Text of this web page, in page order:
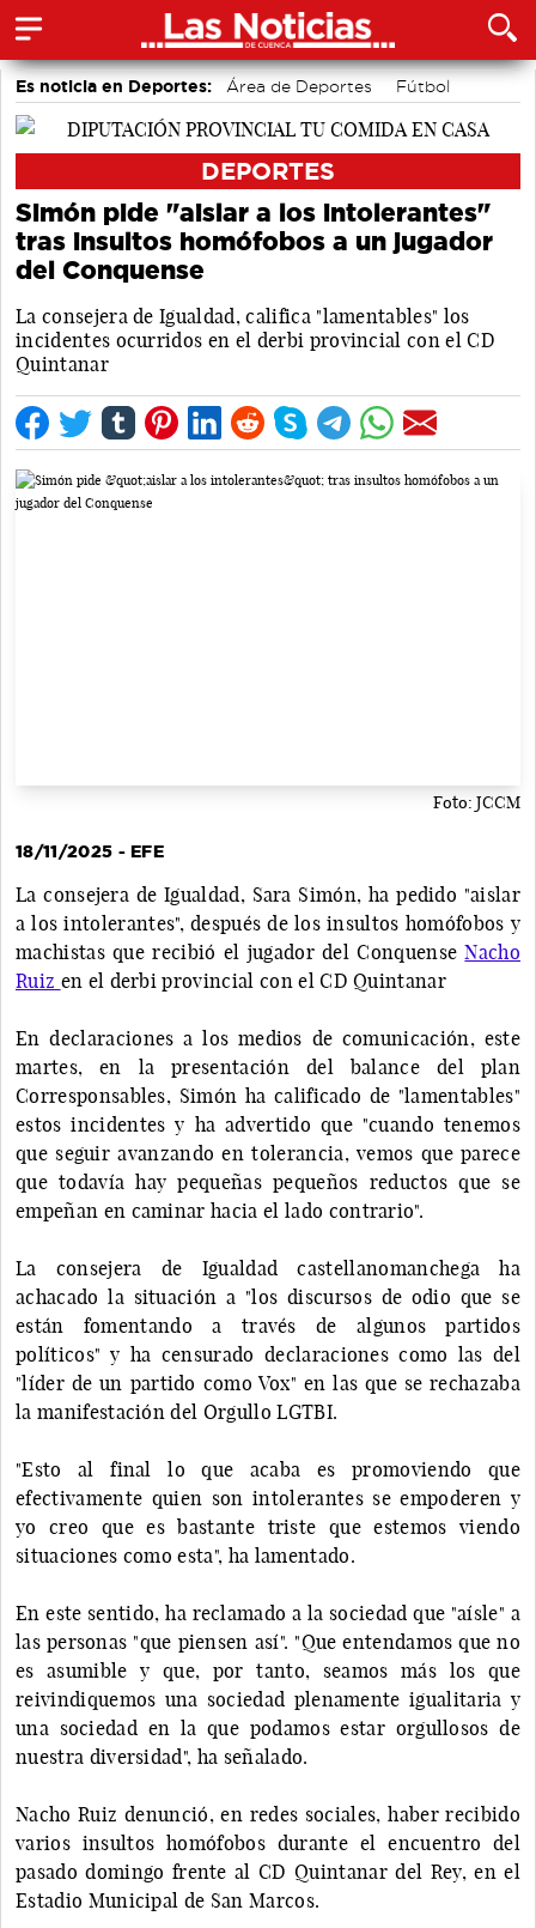
Es noticia en Deportes: Área de Deportes
Fútbol
Bolos conquenses
DEPORTES
Simón pide "aislar a los intolerantes"
tras insultos homófobos a un jugador
del Conquense
La consejera de Igualdad, califica "lamentables" los
incidentes ocurridos en el derbi provincial con el CD
Quintanar
Foto: JCCM
18/11/2025 - EFE
La consejera de Igualdad, Sara Simón, ha pedido "aislar
a los intolerantes", después de los insultos homófobos y
machistas que recibió el jugador del ConquenseNacho
Ruiz en el derbi provincial con el CD Quintanar
En declaraciones a los medios de comunicación, este
martes, en la presentación del balance del plan
Corresponsables, Simón ha calificado de "lamentables"
estos incidentes y ha advertido que "cuando tenemos
que seguir avanzando en tolerancia, vemos que parece
que todavía hay pequeñas pequeños reductos que se
empeñan en caminar hacia el lado contrario".
La consejera de Igualdad castellanomanchega ha
achacado la situación a "los discursos de odio que se
están fomentando a través de algunos partidos
políticos" y ha censurado declaraciones como las del
"líder de un partido como Vox" en las que se rechazaba
la manifestación del Orgullo LGTBI.
"Esto al final lo que acaba es promoviendo que
efectivamente quien son intolerantes se empoderen y
yo creo que es bastante triste que estemos viendo
situaciones como esta", ha lamentado.
En este sentido, ha reclamado a la sociedad que "aísle" a
las personas "que piensen así". "Que entendamos que no
es asumible y que, por tanto, seamos más los que
reivindiquemos una sociedad plenamente igualitaria y
una sociedad en la que podamos estar orgullosos de
nuestra diversidad", ha señalado.
Nacho Ruiz denunció, en redes sociales, haber recibido
varios insultos homófobos durante el encuentro del
pasado domingo frente al CD Quintanar del Rey, en el
Estadio Municipal de San Marcos.